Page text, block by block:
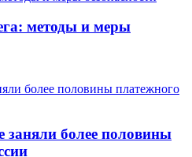
методы и меры
более половины